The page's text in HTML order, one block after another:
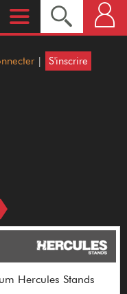
| S'inscrire
Hercules Stands